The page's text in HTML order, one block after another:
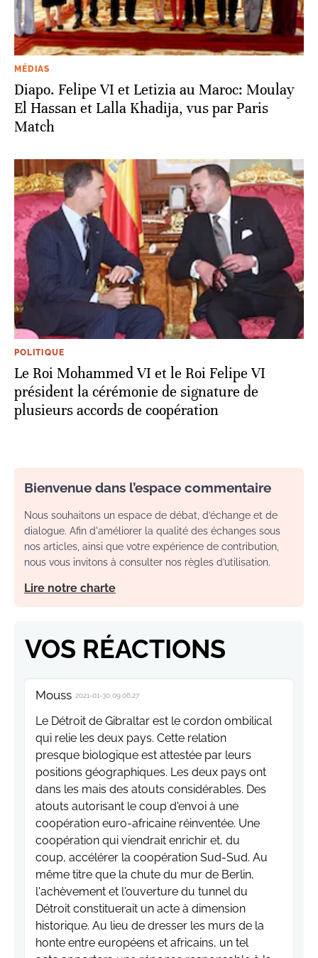
MÉDIAS
Diapo. Felipe VI et Letizia au Maroc: Moulay
El Hassan et Lalla Khadija, vus par Paris
Match
POLITIQUE
Le Roi Mohammed VI et le Roi Felipe VI
président la cérémonie de signature de
plusieurs accords de coopération
Bienvenue dans l’espace commentaire
Nous souhaitons un espace de débat, d’échange et de
dialogue. Afin d'améliorer la qualité des échanges sous
nos articles, ainsi que votre expérience de contribution,
nous vous invitons à consulter nos règles d’utilisation.
Lire notre charte
VOS RÉACTIONS
Mouss 2021-01-30 09:06:27
Le Détroit de Gibraltar est le cordon ombilical
qui relie les deux pays. Cette relation
presque biologique est attestée par leurs
positions géographiques. Les deux pays ont
dans les mais des atouts considérables. Des
atouts autorisant le coup d'envoi à une
coopération euro-africaine réinventée. Une
coopération qui viendrait enrichir et, du
coup, accélérer la coopération Sud-Sud. Au
même titre que la chute du mur de Berlin,
l'achèvement et l'ouverture du tunnel du
Détroit constituerait un acte à dimension
historique. Au lieu de dresser les murs de la
honte entre européens et africains, un tel